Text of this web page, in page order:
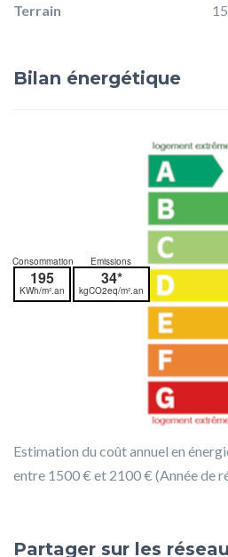
Terrain
Bilan énergétique
Consommation
195
KWh/m².an
Emissions
34*
kgCO2eq/m².an
Estimation du coût annuel en
entre 1500 € et 2100 € (Année de
Partager sur les